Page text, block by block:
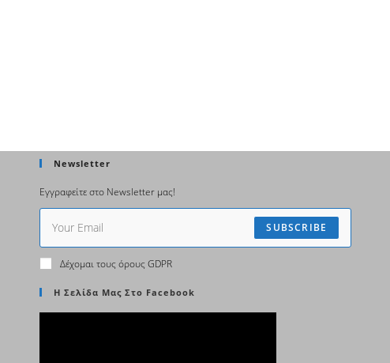
Newsletter
Εγγραφείτε στο Newsletter μας!
SUBSCRIBE
Δέχομαι τους όρους GDPR
Η Σελίδα Μας Στο Facebook